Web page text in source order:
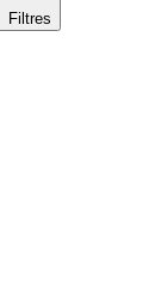
Filtres